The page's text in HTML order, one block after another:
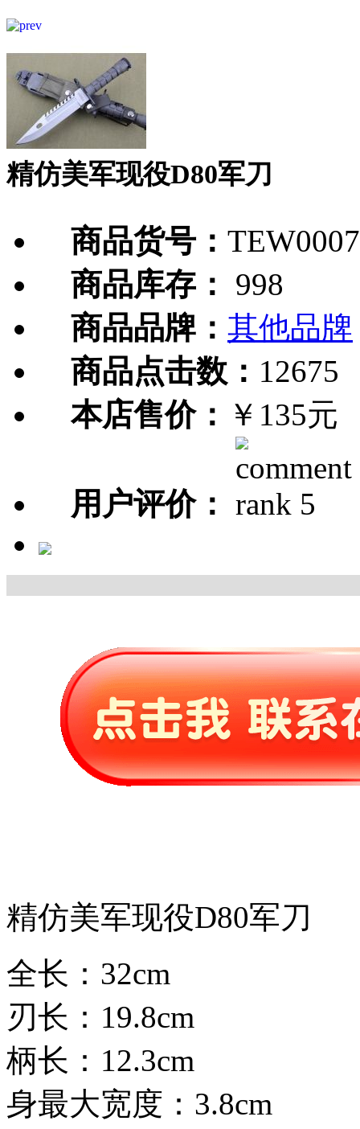
精仿美军现役D80军刀
商品货号：
商品库存：
998
商品品牌： 其他品牌
商品点击数： 12675
本店售价： ￥135元
用户评价：
精仿美军现役D80军刀
全长：32cm
刃长：19.8cm
柄长：12.3cm
身最大宽度：3.8cm